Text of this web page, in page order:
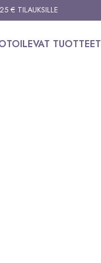
€ TILAUKSILLE
TUOTTEET